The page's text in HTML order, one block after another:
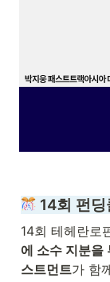
14회 펀딩
14회 테헤란로
에 소수 지분을
스트먼트가 함